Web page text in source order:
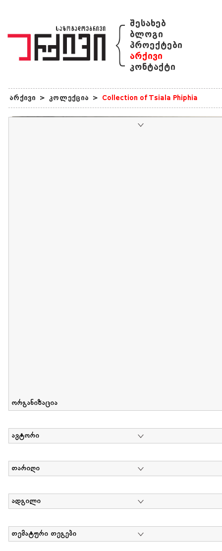
{ შესახებ
ბლოგი
პროექტები
არქივი
კონტაქტი
არქივი > კოლექცია > Collection of Tsiala Phiphia
ორგანიზაცია
ავტორი
თარიღი
ადგილი
თემატური თეგები